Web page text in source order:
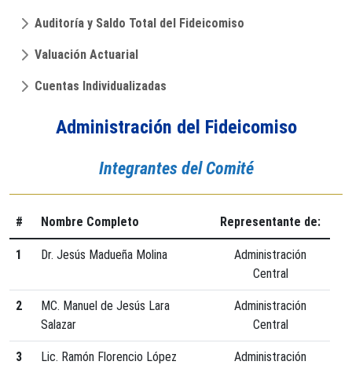
Auditoría y Saldo Total del Fideicomiso
Valuación Actuarial
Cuentas Individualizadas
Administración del Fideicomiso
Integrantes del Comité
# Nombre Completo Representante de:
1 Dr. Jesús Madueña Molina
Administración
Central
2
MC. Manuel de Jesús Lara
Salazar
Administración
Central
3
Lic. Ramón Florencio López
Administración